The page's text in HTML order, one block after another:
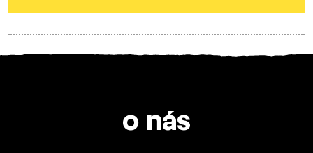
o nás